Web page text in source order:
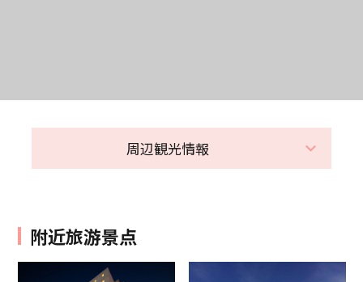
周辺観光情報
附近旅游景点